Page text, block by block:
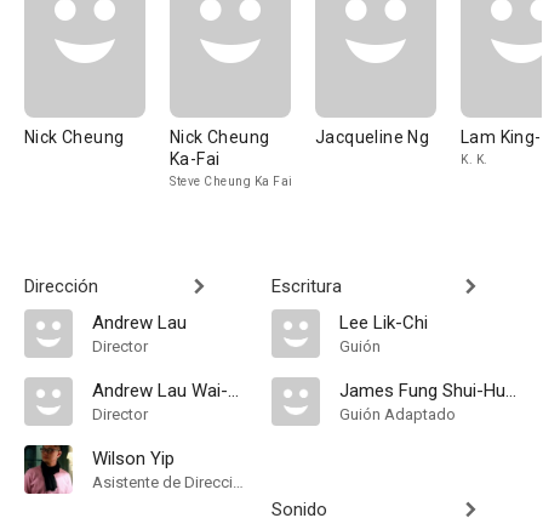
Nick Cheung
Nick Cheung
Ka-Fai
Steve Cheung Ka Fai
Jacqueline Ng Lam
K. K.
Dirección
Andrew Lau
Director
Andrew Lau Wai-Keung
Director
Wilson Yip
Asistente de Dirección
Escritura
Lee Lik-Chi
Guión
James Fung Shui-Hung
Guión Adaptado
Sonido